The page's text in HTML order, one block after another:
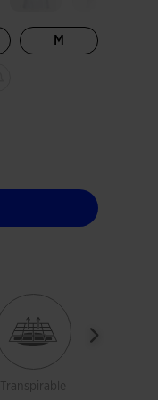
M
Transpirable